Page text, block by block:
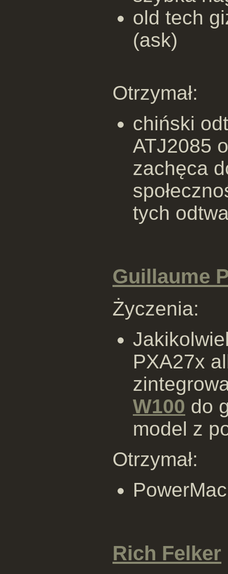
old tech
(ask)
Otrzymał:
chiński
ATJ2085
zachęca
tych
Guillaume
Życzenia:
PXA27x
W100 do
model z
Otrzymał:
Rich Felker